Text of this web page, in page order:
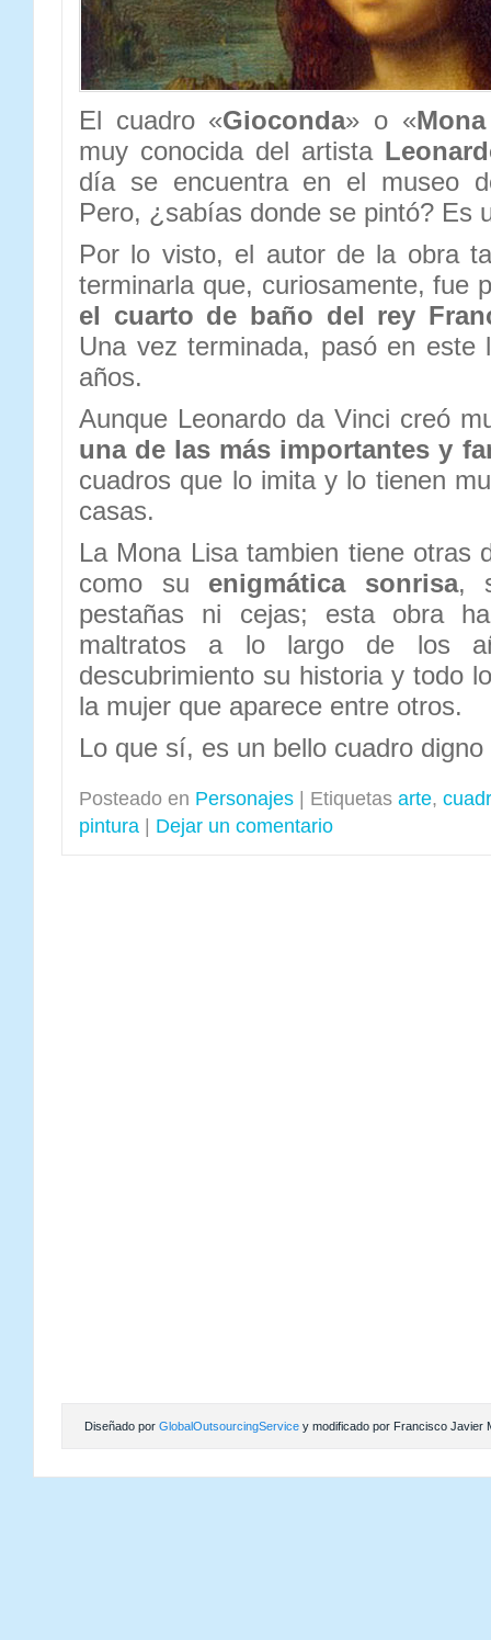
El cuadro «Gioconda» o «
muy conocida del artista
día se encuentra en el museo
Pero, ¿sabías donde se pintó? Es
Por lo visto, el autor de la obra
terminarla que, curiosamente, fue
el cuarto de baño del rey
Una vez terminada, pasó en este
años.
Aunque Leonardo da Vinci creó
una de las más importantes y
cuadros que lo imita y lo tienen
casas.
La Mona Lisa tambien tiene otras
como su enigmática sonrisa,
pestañas ni cejas; esta obra
maltratos a lo largo de los
descubrimiento su historia y todo
la mujer que aparece entre otros.
Lo que sí, es un bello cuadro
Posteado en Personajes Etiquetas arte,
pintura
Dejar un comentario
Diseñado por GlobalOutsourcingService y modificado por Francisco Javier